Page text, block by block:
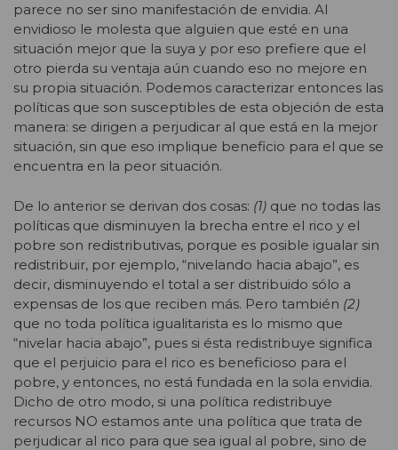
parece no ser sino manifestación de envidia. Al
envidioso le molesta que alguien que esté en una
situación mejor que la suya y por eso prefiere que el
otro pierda su ventaja aún cuando eso no mejore en
su propia situación. Podemos caracterizar entonces las
políticas que son susceptibles de esta objeción de esta
manera: se dirigen a perjudicar al que está en la mejor
situación, sin que eso implique beneficio para el que se
encuentra en la peor situación.
De lo anterior se derivan dos cosas: (1) que no todas las
políticas que disminuyen la brecha entre el rico y el
pobre son redistributivas, porque es posible igualar sin
redistribuir, por ejemplo, “nivelando hacia abajo”, es
decir, disminuyendo el total a ser distribuido sólo a
expensas de los que reciben más. Pero también (2)
que no toda política igualitarista es lo mismo que
“nivelar hacia abajo”, pues si ésta redistribuye significa
que el perjuicio para el rico es beneficioso para el
pobre, y entonces, no está fundada en la sola envidia.
Dicho de otro modo, si una política redistribuye
recursos NO estamos ante una política que trata de
perjudicar al rico para que sea igual al pobre, sino de